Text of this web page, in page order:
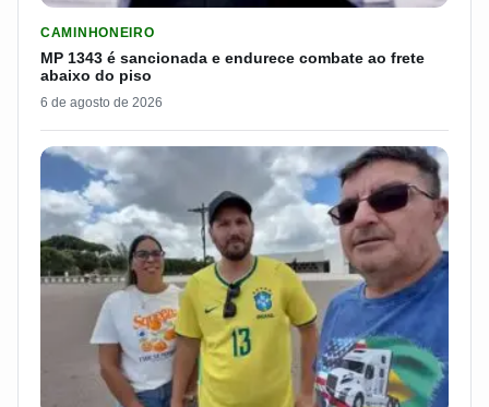
CAMINHONEIRO
MP 1343 é sancionada e endurece combate ao frete
abaixo do piso
6 de agosto de 2026